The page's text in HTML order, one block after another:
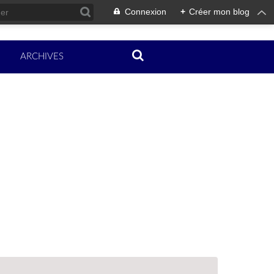
Connexion + Créer mon blog
ARCHIVES